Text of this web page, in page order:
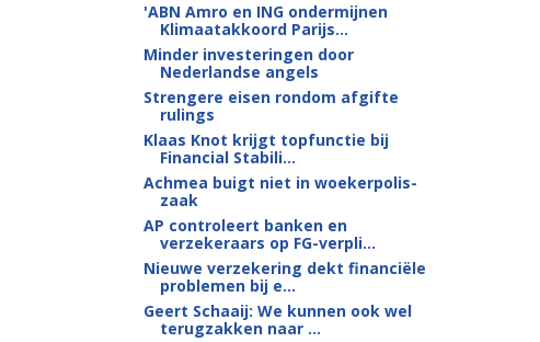
'ABN Amro en ING ondermijnen
Klimaatakkoord Parijs...
Minder investeringen door
Nederlandse angels
Strengere eisen rondom afgifte
rulings
Klaas Knot krijgt topfunctie bij
Financial Stabili...
Achmea buigt niet in woekerpolis-
zaak
AP controleert banken en
verzekeraars op FG-verpli...
Nieuwe verzekering dekt financiële
problemen bij e...
Geert Schaaij: We kunnen ook wel
terugzakken naar ...